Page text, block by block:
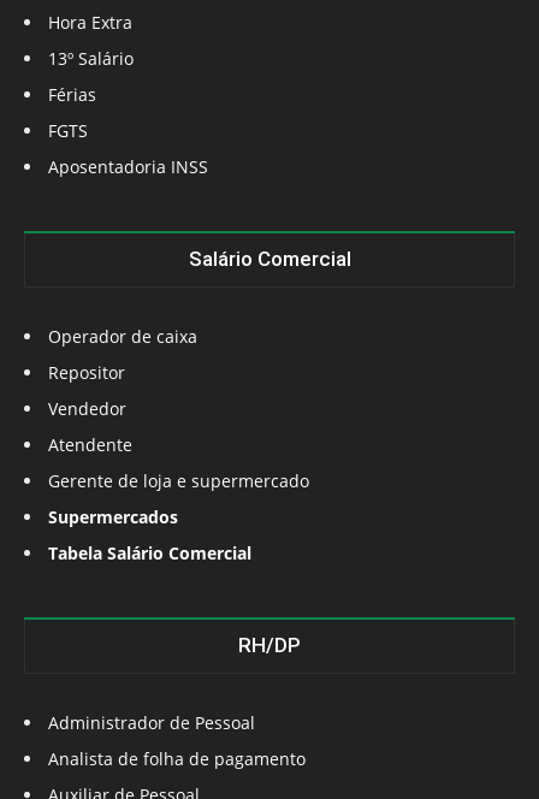
Hora Extra
13º Salário
Férias
FGTS
Aposentadoria INSS
Salário Comercial
Operador de caixa
Repositor
Vendedor
Atendente
Gerente de loja e supermercado
Supermercados
Tabela Salário Comercial
RH/DP
Administrador de Pessoal
Analista de folha de pagamento